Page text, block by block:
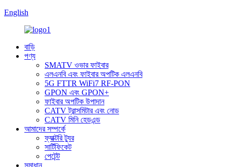
English
বাড়ি
পণ্য
SMATV ওভার ফাইবার
এলএনবি এবং ফাইবার অপটিক এলএনবি
5G FTTR WiFi7 RF-PON
GPON এবং GPON+
ফাইবার অপটিক উপাদান
CATV ট্রান্সমিটার এবং নোড
CATV মিনি হেডএন্ড
আমাদের সম্পর্কে
ফ্যাক্টরি ট্যুর
সার্টিফিকেট
পেটেন্ট
সমাধান